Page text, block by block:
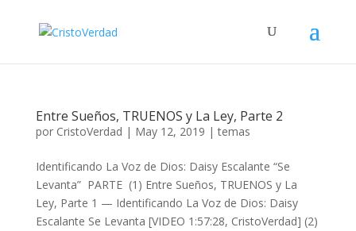
Entre Sueños, TRUENOS y La Ley, Parte 2
por CristoVerdad | May 12, 2019 |temas
Identificando La Voz de Dios: Daisy Escalante “Se
Levanta” PARTE (1) Entre Sueños, TRUENOS y La
Ley, Parte 1 — Identificando La Voz de Dios: Daisy
Escalante Se Levanta [VIDEO 1:57:28, CristoVerdad] (2)